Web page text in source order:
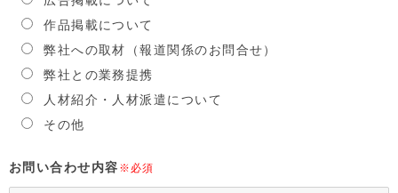
作品掲載について
弊社への取材（報道関係のお問合せ）
弊社との業務提携
人材紹介・人材派遣について
その他
お問い合わせ内容 ※必須